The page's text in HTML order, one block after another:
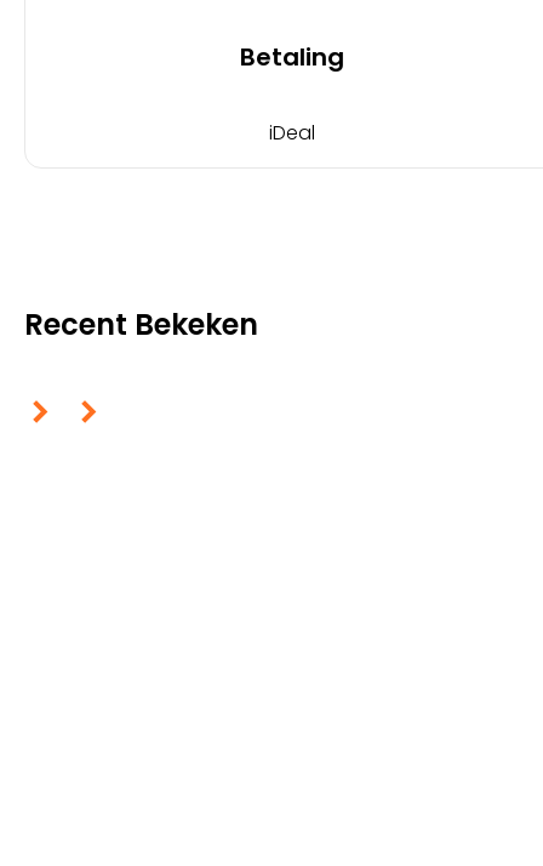
Betaling
iDeal
Recent Bekeken